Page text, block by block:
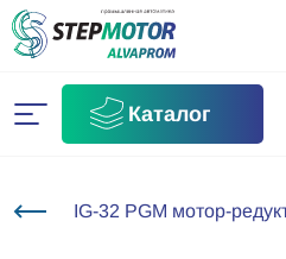
Каталог
IG-32 PGM мотор-